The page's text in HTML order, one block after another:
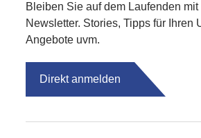
Bleiben Sie auf dem Laufenden
Newsletter. Stories, Tipps für Ihren
Angebote uvm.
Direkt anmelden